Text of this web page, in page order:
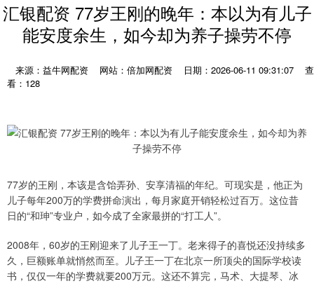
汇银配资 77岁王刚的晚年：本以为有儿子
能安度余生，如今却为养子操劳不停
来源：益牛网配资 网站：倍加网配资 日期：2026-06-11 09:31:07
查
看：128
77岁的王刚，本该是含饴弄孙、安享清福的年纪。可现实是，他正为
儿子每年200万的学费拼命演出，每月家庭开销轻松过百万。这位昔
日的“和珅”专业户，如今成了全家最拼的“打工人”。
2008年，60岁的王刚迎来了儿子王一丁。老来得子的喜悦还没持续多
久，巨额账单就悄然而至。儿子王一丁在北京一所顶尖的国际学校读
书，仅仅一年的学费就要200万元。这还不算完，马术、大提琴、冰